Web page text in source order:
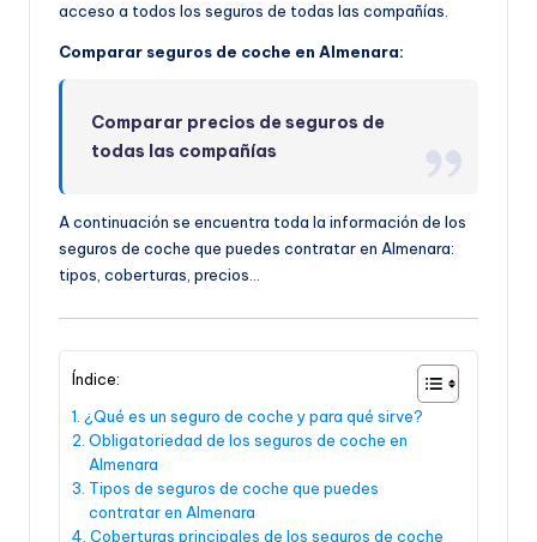
acceso a todos los seguros de todas las compañías.
Comparar seguros de coche en Almenara:
Comparar precios de seguros de
todas las compañías
A continuación se encuentra toda la información de los
seguros de coche que puedes contratar en Almenara:
tipos, coberturas, precios…
Índice:
¿Qué es un seguro de coche y para qué sirve?
Obligatoriedad de los seguros de coche en
Almenara
Tipos de seguros de coche que puedes
contratar en Almenara
Coberturas principales de los seguros de coche